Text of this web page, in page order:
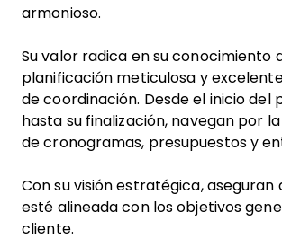
armonioso.
Su valor radica en su conocimiento
planificación meticulosa y
de coordinación. Desde el inicio del
hasta su finalización, navegan por
de cronogramas, presupuestos y
Con su visión estratégica, aseguran
esté alineada con los objetivos
cliente.